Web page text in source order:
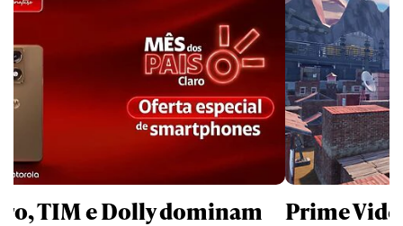
TIM e Dolly dominam Prime